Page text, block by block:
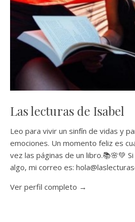
Las lecturas de Isabel
Leo para vivir un sinfín de vidas y
emociones. Un momento feliz es
vez las páginas de un libro.📚🌸💚
algo, mi correo es:
Ver perfil completo →